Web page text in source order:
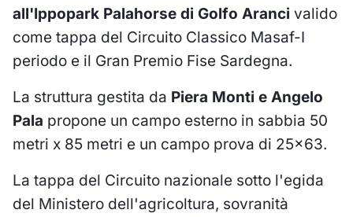
all'Ippopark Palahorse di Golfo Aranci valido
come tappa del Circuito Classico Masaf-I
periodo e il Gran Premio Fise Sardegna.
La struttura gestita da Piera Monti e Angelo
Pala propone un campo esterno in sabbia 50
metri x 85 metri e un campo prova di 25x63.
La tappa del Circuito nazionale sotto l'egida
del Ministero dell'agricoltura, sovranità